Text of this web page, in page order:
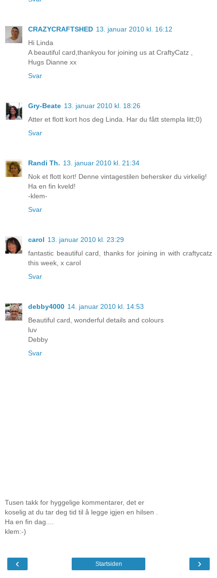
CRAZYCRAFTSHED 13. januar 2010 kl. 16:12
Hi Linda
A beautiful card,thankyou for joining us at CraftyCatz ,
Hugs Dianne xx
Svar
Gry-Beate 13. januar 2010 kl. 18:26
Atter et flott kort hos deg Linda. Har du fått stempla litt;0)
Svar
Randi Th. 13. januar 2010 kl. 21:34
Nok et flott kort! Denne vintagestilen behersker du virkelig!
Ha en fin kveld!
-klem-
Svar
carol 13. januar 2010 kl. 23:29
fantastic beautiful card, thanks for joining in with craftycatz
this week, x carol
Svar
debby4000 14. januar 2010 kl. 14:53
Beautiful card, wonderful details and colours
luv
Debby
Svar
Tusen takk for hyggelige kommentarer, det er
koselig at du tar deg tid til å legge igjen en hilsen .
Ha en fin dag....
klem:-)
‹ ›
Startsiden